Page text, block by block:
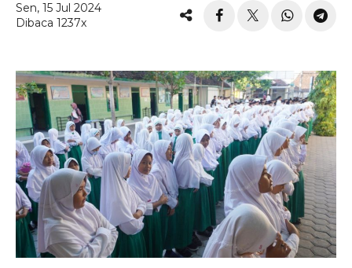
Sen, 15 Jul 2024
Dibaca 1237x